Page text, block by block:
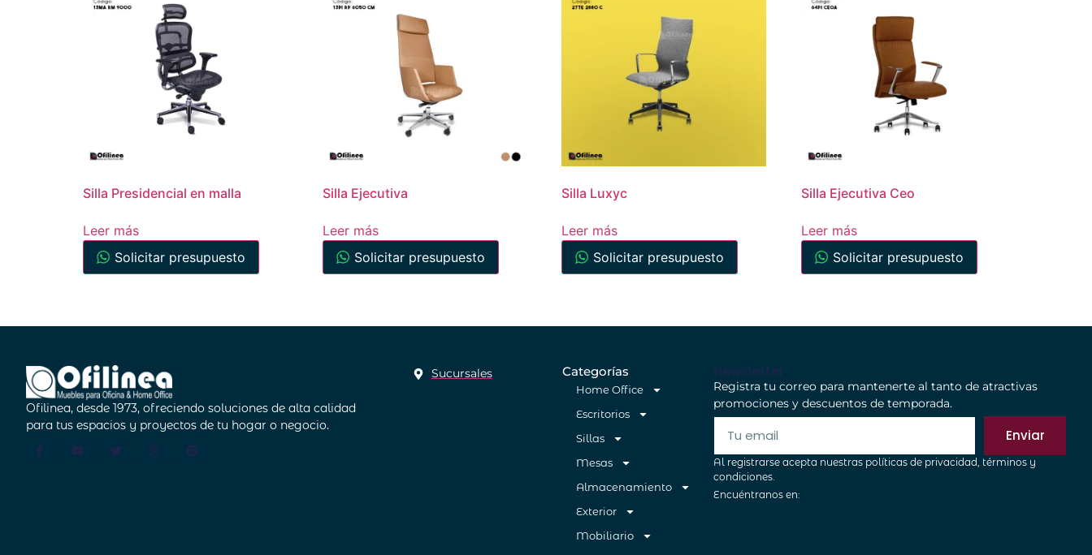
Silla Presidencial en malla
Leer más
Solicitar presupuesto
Silla Ejecutiva
Leer más
Solicitar presupuesto
Silla Luxyc
Leer más
Solicitar presupuesto
Silla Ejecutiva Ceo
Leer más
Solicitar presupuesto
Ofilinea, desde 1973, ofreciendo soluciones de alta calidad
para tus espacios y proyectos de tu hogar o negocio.
Sucursales Categorías
Home Office
Escritorios
Sillas
Mesas
Almacenamiento
Exterior
Mobiliario
Newsletter
Registra tu correo para mantenerte al tanto de atractivas
promociones y descuentos de temporada.
Enviar
Al registrarse acepta nuestras políticas de privacidad, términos y
condiciones.
Encuéntranos en: